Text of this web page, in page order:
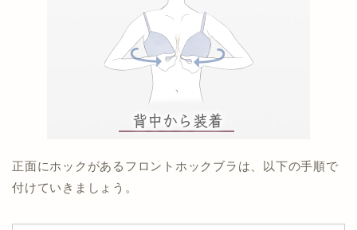
正面にホックがあるフロントホックブラは、以下の手順で
付けていきましょう。